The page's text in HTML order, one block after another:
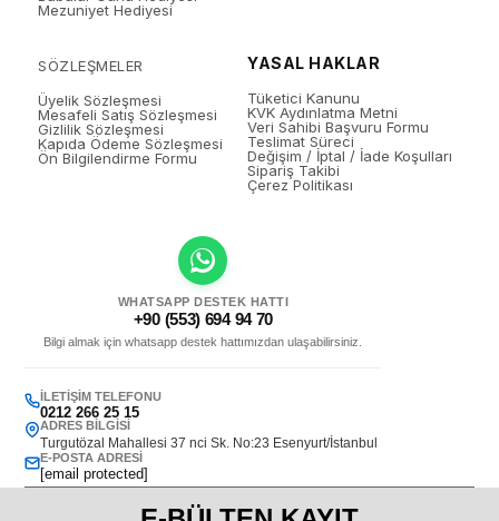
Mezuniyet Hediyesi
SÖZLEŞMELER
Üyelik Sözleşmesi
Mesafeli Satış Sözleşmesi
Gizlilik Sözleşmesi
Kapıda Ödeme Sözleşmesi
Ön Bilgilendirme Formu
YASAL HAKLAR
Tüketici Kanunu
KVK Aydınlatma Metni
Veri Sahibi Başvuru Formu
Teslimat Süreci
Değişim / İptal / İade Koşulları
Sipariş Takibi
Çerez Politikası
WHATSAPP DESTEK HATTI
+90 (553) 694 94 70
Bilgi almak için whatsapp destek hattımızdan ulaşabilirsiniz.
İLETIŞIM TELEFONU
0212 266 25 15
ADRES BILGISI
Turgutözal Mahallesi 37 nci Sk. No:23 Esenyurt/İstanbul
E-POSTA ADRESI
[email protected]